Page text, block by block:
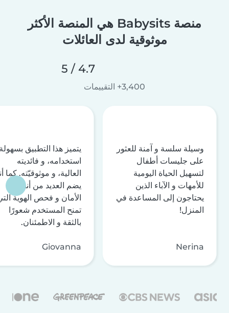
منصة Babysits هي المنصة الأكثر
موثوقية لدى العائلات
4.7 / 5
3,400+ التقييمات
وسيلة سلسة و آمنة للعثور
على جليسات أطفال
لتسهيل الحياة اليومية
للأمهات و الآباء الذين
يحتاجون إلى المساعدة في
المنزل!
Nerina
يتميز هذا التطبيق
استخدامه، و فائديته
العالية، و موثوقيّته. كما
يضم العديد من أنظمة
الأمان و فحص الهوية
تمنح المستخدم شعورًا
بالثقة و الاطمئنان.
Giovanna